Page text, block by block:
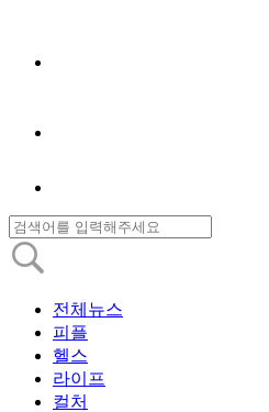
전체뉴스
피플
헬스
라이프
컬처